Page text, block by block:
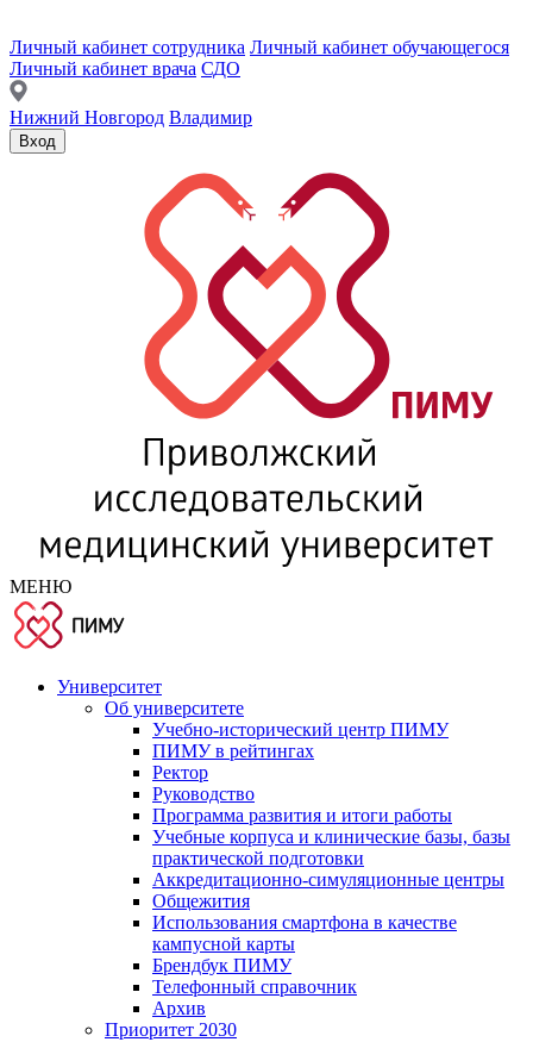
Личный кабинет сотрудника Личный кабинет обучающегося
Личный кабинет врача СДО
Нижний Новгород Владимир
Вход
МЕНЮ
Университет
Об университете
Учебно-исторический центр ПИМУ
ПИМУ в рейтингах
Ректор
Руководство
Программа развития и итоги работы
Учебные корпуса и клинические базы, базы
практической подготовки
Аккредитационно-симуляционные центры
Общежития
Использования смартфона в качестве
кампусной карты
Брендбук ПИМУ
Телефонный справочник
Архив
Приоритет 2030